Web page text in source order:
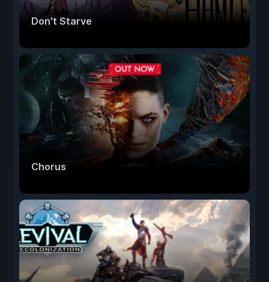
Don't Starve
Chorus